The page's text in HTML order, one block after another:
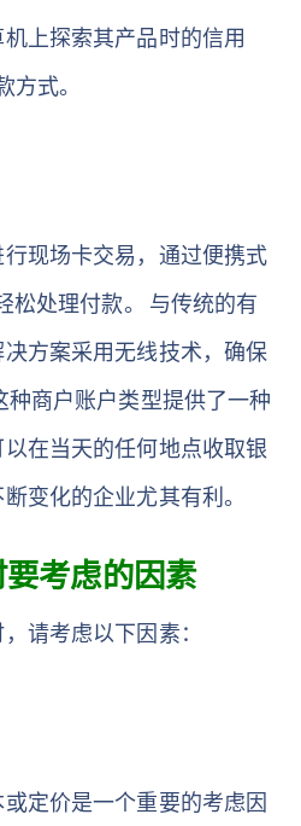
上探索其产品时的信用
方式。
现场卡交易，通过便携式
松处理付款。 与传统的有
方案采用无线技术，确保
商户账户类型提供了一种
在当天的任何地点收取银
变化的企业尤其有利。
考虑的因素
请考虑以下因素：
定价是一个重要的考虑因